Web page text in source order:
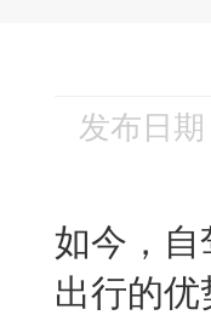
发布日期
如今，自
出行的